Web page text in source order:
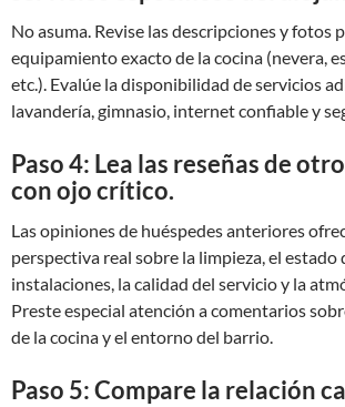
No asuma. Revise las descripciones y fotos
equipamiento exacto de la cocina (nevera,
etc.). Evalúe la disponibilidad de servicios
lavandería, gimnasio, internet confiable y
Paso 4: Lea las reseñas de
con ojo crítico.
Las opiniones de huéspedes anteriores
perspectiva real sobre la limpieza, el estado
instalaciones, la calidad del servicio y la
Preste especial atención a comentarios
de la cocina y el entorno del barrio.
Paso 5: Compare la relación